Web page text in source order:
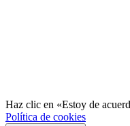
Haz clic en «Estoy de
Política de cookies